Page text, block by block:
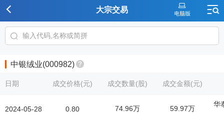
大宗交易
中银绒业(000982)
日期
2024-05-28
成交价格(元) 成交数量(股) 成交金额(元)
0.80 74.96万 59.97万
华